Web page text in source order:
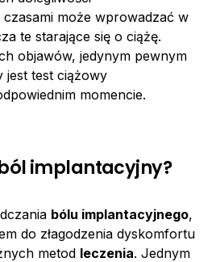
może wprowadzać w
te starające się o ciążę.
objawów, jedynym pewnym
jest test ciążowy
momencie.
implantacyjny?
bólu implantacyjnego,
do złagodzenia dyskomfortu
metod leczenia. Jednym